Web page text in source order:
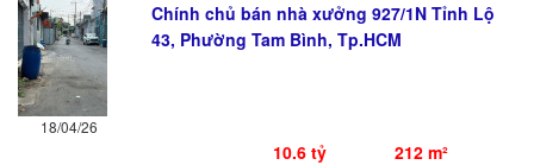
18/04/26
Chính chủ bán nhà xưởng 927/1N Tỉnh Lộ
43, Phường Tam Bình, Tp.HCM
10.6 tỷ 212 m²